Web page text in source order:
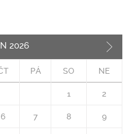
2026
PÁ SO NE
1 2
6 7 8 9